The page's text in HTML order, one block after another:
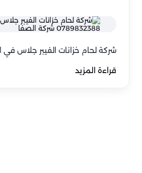
شركة لحام خزانات الفيبر جلاس
قراءة المزيد